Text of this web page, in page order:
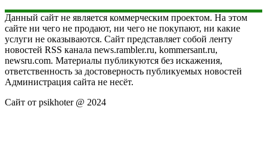
Данный сайт не является коммерческим проектом. На этом
сайте ни чего не продают, ни чего не покупают, ни какие
услуги не оказываются. Сайт представляет собой ленту
новостей RSS канала news.rambler.ru, kommersant.ru,
newsru.com. Материалы публикуются без искажения,
ответственность за достоверность публикуемых новостей
Администрация сайта не несёт.
Сайт от psikhoter @ 2024